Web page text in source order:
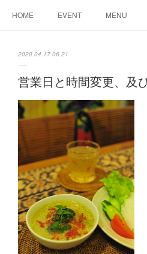
HOME EVENT MENU
2020.04.17 06:21
営業日と時間変更、及